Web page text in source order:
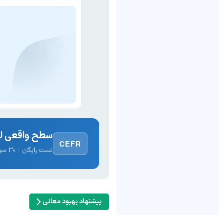
CEFR
سطح واقعی
تست رایگان · ۳۰ سوال · نتیجه فوری
پیشنهاد بهبود معانی